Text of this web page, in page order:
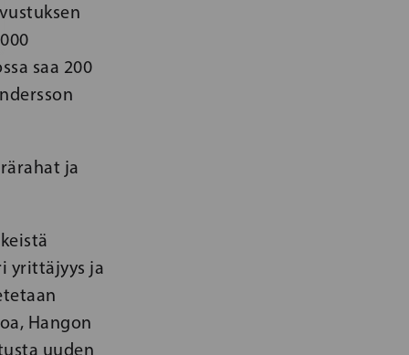
saa 200
ja
yrittäjyys ja
Hangon
uuden